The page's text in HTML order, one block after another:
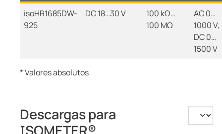
isoHR1685DW-
925
DC 18…30 V
100 kΩ…
100 MΩ
AC 0…
1000 V,
DC 0…
1500 V
* Valores absolutos
Descargas para